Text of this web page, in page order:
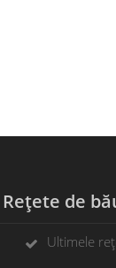
Rețete de
Ultimele